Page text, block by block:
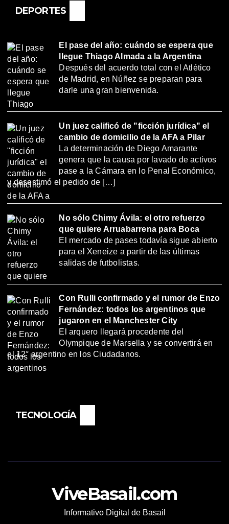
DEPORTES
El pase del año: cuándo se espera que
llegue Thiago Almada a la Argentina
Después del acuerdo total con el Atlético
de Madrid, en Núñez se preparan para
darle una gran bienvenida.
Un juez calificó de "ficción jurídica" el
cambio de domicilio de la AFA a Pilar
La determinación de Diego Amarante
genera que la causa por lavado de activos
pase a la Cámara en lo Penal Económico,
y desestimó el pedido de […]
No sólo Chimy Ávila: el otro refuerzo
que quiere Arruabarrena para Boca
El mercado de pases todavía sigue abierto
para el Xeneize a partir de las últimas
salidas de futbolistas.
Con Rulli confirmado y el rumor de Enzo
Fernández: todos los argentinos que
jugaron en el Manchester City
El arquero llegará procedente del
Olympique de Marsella y se convertirá en
el 12° argentino en los Ciudadanos.
TECNOLOGÍA
ViveBasail.com
Informativo Digital de Basail